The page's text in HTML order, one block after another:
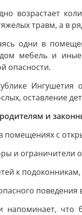
возрастает
травм, а в
одни в
мебель и
опасности.
оставление
и
помещениях с
и ограничители
к
поведения
напоминает, что